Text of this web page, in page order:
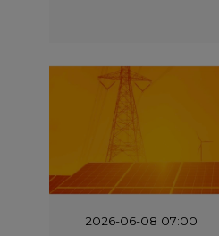
2026-06-08 07:00